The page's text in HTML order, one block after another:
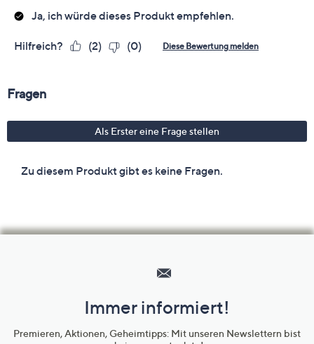
Unternehmensinformationen
Immer informiert!
Premieren, Aktionen, Geheimtipps: Mit unseren Newslettern bist